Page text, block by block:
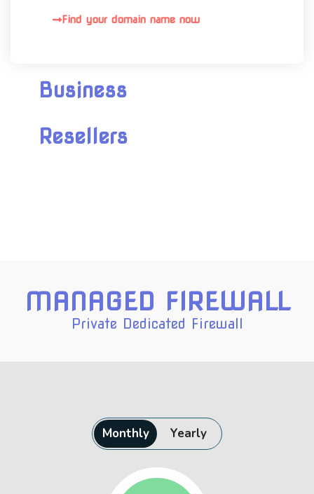
Find your domain name now
Business
Resellers
MANAGED FIREWALL
Private Dedicated Firewall
Monthly Yearly